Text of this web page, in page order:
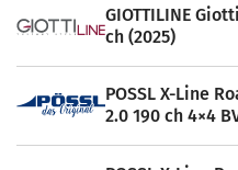
GIOTTILINE
ch (2025)
POSSL X-Line
2.0 190 ch 4×4